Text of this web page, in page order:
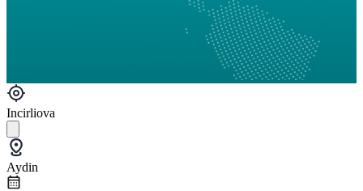
Incirliova
Aydin